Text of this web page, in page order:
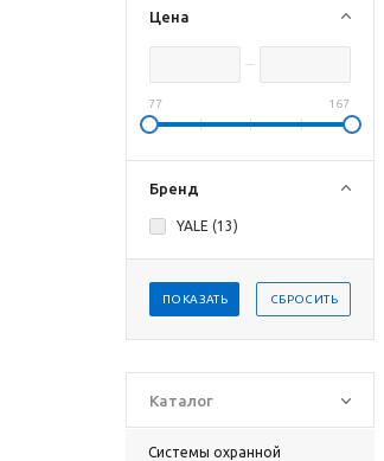
Цена
77 167
Бренд
YALE (13)
ПОКАЗАТЬ СБРОСИТЬ
Каталог
Системы охранной